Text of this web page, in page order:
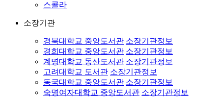
스콜라
소장기관
경북대학교 중앙도서관 소장기관정보
경희대학교 중앙도서관 소장기관정보
계명대학교 동산도서관 소장기관정보
고려대학교 도서관 소장기관정보
동국대학교 중앙도서관 소장기관정보
숙명여자대학교 중앙도서관 소장기관정보